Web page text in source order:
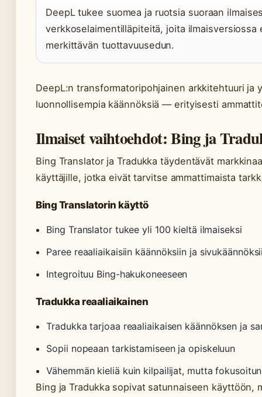
DeepL tukee suomea ja ruotsia suoraan
verkkoselaimentilläpiteitä, joita ilmaisversiossa
merkittävän tuottavuusedun.
DeepL:n transformatoripohjainen arkkitehtuuri ja
luonnollisempia käännöksiä — erityisesti
Ilmaiset vaihtoehdot: Bing ja
Bing Translator ja Tradukka täydentävät
käyttäjille, jotka eivät tarvitse ammattimaista
Bing Translatorin käyttö
Bing Translator tukee yli 100 kieltä ilmaiseksi
Paree reaaliaikaisiin käännöksiin ja
Integroituu Bing-hakukoneeseen
Tradukka reaaliaikainen
Tradukka tarjoaa reaaliaikaisen käännöksen ja
Sopii nopeaan tarkistamiseen ja opiskeluun
Vähemmän kieliä kuin kilpailijat, mutta
Bing ja Tradukka sopivat satunnaiseen käyttöön,